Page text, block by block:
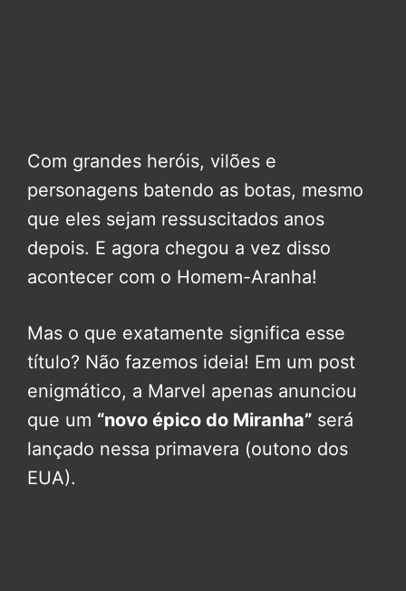
Com grandes heróis, vilões e
personagens batendo as botas, mesmo
que eles sejam ressuscitados anos
depois. E agora chegou a vez disso
acontecer com o Homem-Aranha!
Mas o que exatamente significa esse
título? Não fazemos ideia! Em um post
enigmático, a Marvel apenas anunciou
que um “novo épico do Miranha” será
lançado nessa primavera (outono dos
EUA).